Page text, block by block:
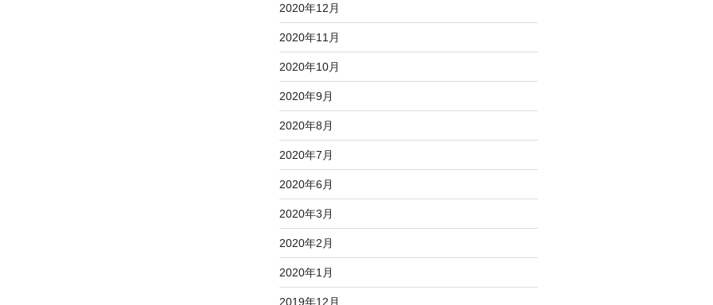
2020年12月
2020年11月
2020年10月
2020年9月
2020年8月
2020年7月
2020年6月
2020年3月
2020年2月
2020年1月
2019年12月